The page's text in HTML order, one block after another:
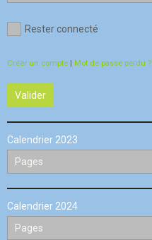
Rester connecté
Créer un compte | Mot de passe perdu ?
Valider
Calendrier 2023
Calendrier 2024